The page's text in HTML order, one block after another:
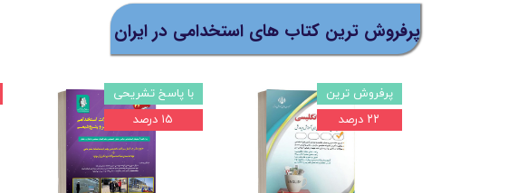
با پاسخ تشریحی
۱۵ درصد
پرفروش ترین
۲۲ درصد
پرفروش ترین کتاب های استخدامی در ایران